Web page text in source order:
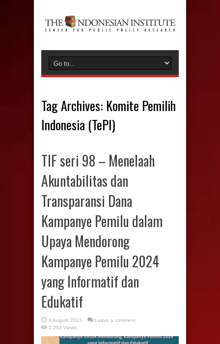
Tag Archives: Komite Pemilih
Indonesia (TePI)
TIF seri 98 – Menelaah
Akuntabilitas dan
Transparansi Dana
Kampanye Pemilu dalam
Upaya Mendorong
Kampanye Pemilu 2024
yang Informatif dan
Edukatif
9 August 2023
Leave a comment
2,293 Views